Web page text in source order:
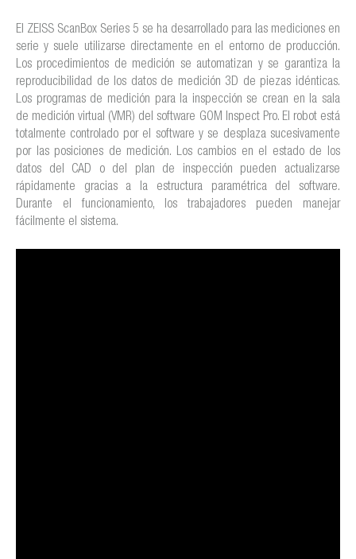
El ZEISS ScanBox Series 5 se ha desarrollado para las mediciones en
serie y suele utilizarse directamente en el entorno de producción.
Los procedimientos de medición se automatizan y se garantiza la
reproducibilidad de los datos de medición 3D de piezas idénticas.
Los programas de medición para la inspección se crean en la sala
de medición virtual (VMR) del software GOM Inspect Pro. El robot está
totalmente controlado por el software y se desplaza sucesivamente
por las posiciones de medición. Los cambios en el estado de los
datos del CAD o del plan de inspección pueden actualizarse
rápidamente gracias a la estructura paramétrica del software.
Durante el funcionamiento, los trabajadores pueden manejar
fácilmente el sistema.